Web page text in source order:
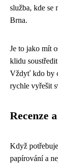
služba, kde se
Brna.
Je to jako mít
klidu
Vždyť kdo by
rychle vyřešit
Recenze
Když
papírování a